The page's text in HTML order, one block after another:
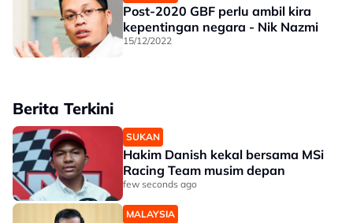
Post-2020 GBF perlu ambil kira
kepentingan negara - Nik Nazmi
15/12/2022
Berita Terkini
SUKAN
Hakim Danish kekal bersama MSi
Racing Team musim depan
few seconds ago
MALAYSIA